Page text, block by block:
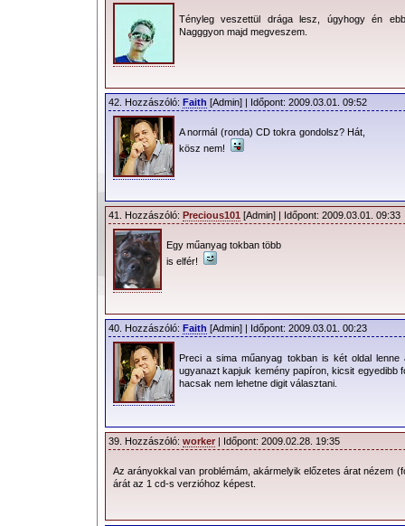
Tényleg veszettül drága lesz, úgyhogy én
Nagggyon majd megveszem.
42. Hozzászóló: Faith [Admin] | Időpont: 2009.03.01. 09:52
A normál (ronda) CD tokra gondolsz? Hát,
kösz nem!
41. Hozzászóló: Precious101 [Admin] | Időpont: 2009.03.01. 09:33
Egy műanyag tokban több
is elfér!
40. Hozzászóló: Faith [Admin] | Időpont: 2009.03.01. 00:23
Preci a sima műanyag tokban is két oldal
ugyanazt kapjuk kemény papíron, kicsit egyedibb
hacsak nem lehetne digit választani.
39. Hozzászóló: worker | Időpont: 2009.02.28. 19:35
Az arányokkal van problémám, akármelyik előzetes árat nézem
árát az 1 cd-s verzióhoz képest.